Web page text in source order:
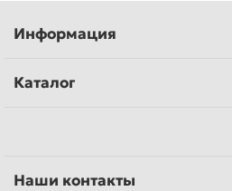
Информация
Каталог
Наши контакты